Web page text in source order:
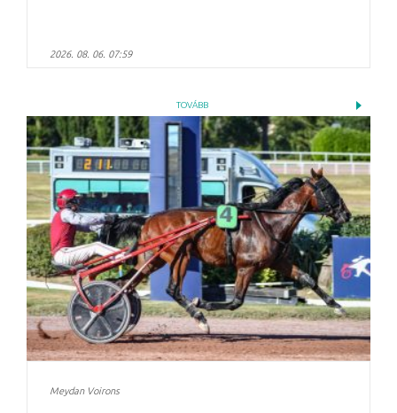
2026. 08. 06. 07:59
TOVÁBB
Meydan Voirons